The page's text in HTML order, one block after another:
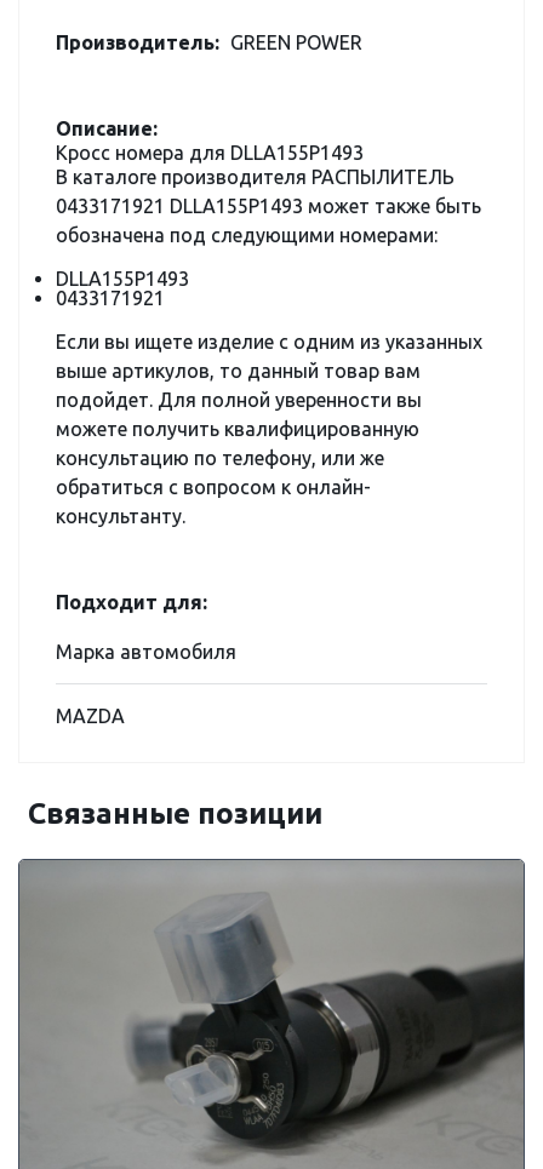
Производитель: GREEN POWER
Описание:
Кросс номера для DLLA155P1493
В каталоге производителя РАСПЫЛИТЕЛЬ
0433171921 DLLA155P1493 может также быть
обозначена под следующими номерами:
DLLA155P1493
0433171921
Если вы ищете изделие с одним из указанных
выше артикулов, то данный товар вам
подойдет. Для полной уверенности вы
можете получить квалифицированную
консультацию по телефону, или же
обратиться с вопросом к онлайн-
консультанту.
Подходит для:
Марка автомобиля
MAZDA
Связанные позиции